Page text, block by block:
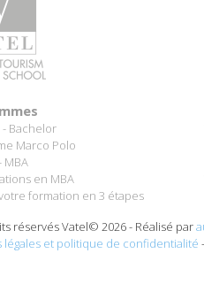
- Bachelor
Marco Polo
MBA
en MBA
formation en 3 étapes
réservés Vatel© 2026 - Réalisé par
légales et politique de confidentialité -